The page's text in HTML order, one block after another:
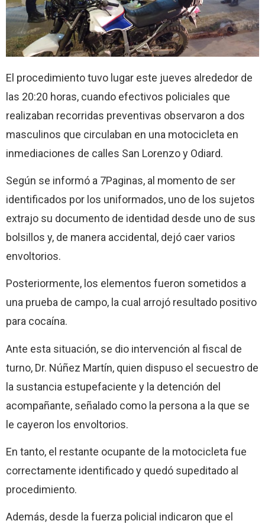
El procedimiento tuvo lugar este jueves alrededor de
las 20:20 horas, cuando efectivos policiales que
realizaban recorridas preventivas observaron a dos
masculinos que circulaban en una motocicleta en
inmediaciones de calles San Lorenzo y Odiard.
Según se informó a 7Paginas, al momento de ser
identificados por los uniformados, uno de los sujetos
extrajo su documento de identidad desde uno de sus
bolsillos y, de manera accidental, dejó caer varios
envoltorios.
Posteriormente, los elementos fueron sometidos a
una prueba de campo, la cual arrojó resultado positivo
para cocaína.
Ante esta situación, se dio intervención al fiscal de
turno, Dr. Núñez Martín, quien dispuso el secuestro de
la sustancia estupefaciente y la detención del
acompañante, señalado como la persona a la que se
le cayeron los envoltorios.
En tanto, el restante ocupante de la motocicleta fue
correctamente identificado y quedó supeditado al
procedimiento.
Además, desde la fuerza policial indicaron que el